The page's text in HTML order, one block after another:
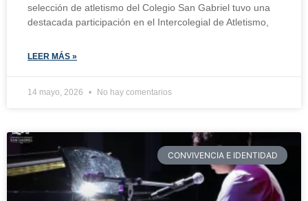
selección de atletismo del Colegio San Gabriel tuvo una
destacada participación en el Intercolegial de Atletismo,
LEER MÁS »
14 mayo, 2026 No hay comentarios
CONVIVENCIA E IDENTIDAD